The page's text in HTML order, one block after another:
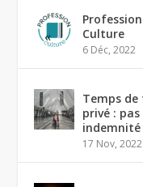
Culture
6 Déc, 2022
Temps
privé :
indemnité
17 Nov, 2022